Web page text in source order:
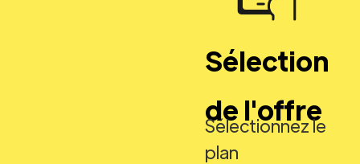
Sélection
de l'offre
Sélectionnez le
plan